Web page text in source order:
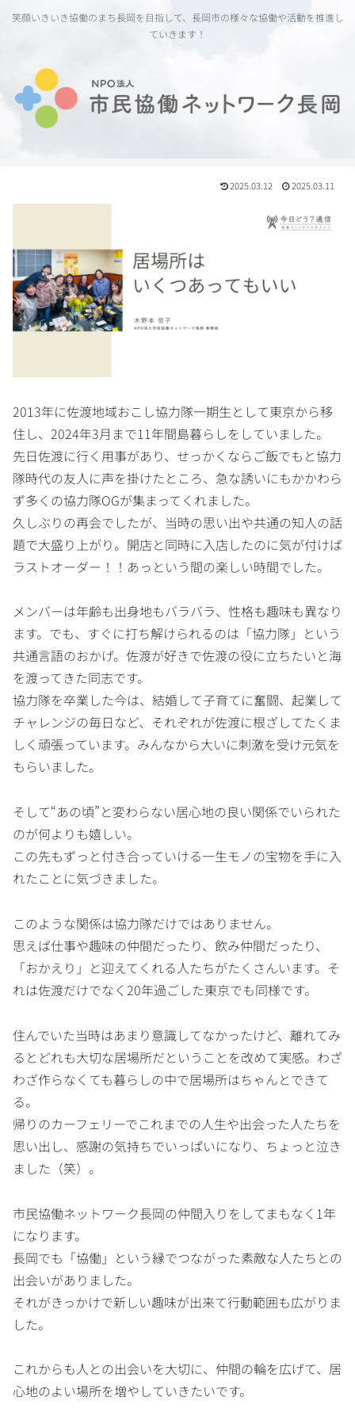
笑顔いきいき協働のまち長岡を目指して、長岡市の様々な協働や活動を推進し
ていきます！
2025.03.12 2025.03.11
2013年に佐渡地域おこし協力隊一期生として東京から移
住し、2024年3月まで11年間島暮らしをしていました。
先日佐渡に行く用事があり、せっかくならご飯でもと協力
隊時代の友人に声を掛けたところ、急な誘いにもかかわら
ず多くの協力隊OGが集まってくれました。
久しぶりの再会でしたが、当時の思い出や共通の知人の話
題で大盛り上がり。開店と同時に入店したのに気が付けば
ラストオーダー！！あっという間の楽しい時間でした。
メンバーは年齢も出身地もバラバラ、性格も趣味も異なり
ます。でも、すぐに打ち解けられるのは「協力隊」という
共通言語のおかげ。佐渡が好きで佐渡の役に立ちたいと海
を渡ってきた同志です。
協力隊を卒業した今は、結婚して子育てに奮闘、起業して
チャレンジの毎日など、それぞれが佐渡に根ざしてたくま
しく頑張っています。みんなから大いに刺激を受け元気を
もらいました。
そして“あの頃”と変わらない居心地の良い関係でいられた
のが何よりも嬉しい。
この先もずっと付き合っていける一生モノの宝物を手に入
れたことに気づきました。
このような関係は協力隊だけではありません。
思えば仕事や趣味の仲間だったり、飲み仲間だったり、
「おかえり」と迎えてくれる人たちがたくさんいます。そ
れは佐渡だけでなく20年過ごした東京でも同様です。
住んでいた当時はあまり意識してなかったけど、離れてみ
るとどれも大切な居場所だということを改めて実感。わざ
わざ作らなくても暮らしの中で居場所はちゃんとできて
る。
帰りのカーフェリーでこれまでの人生や出会った人たちを
思い出し、感謝の気持ちでいっぱいになり、ちょっと泣き
ました（笑）。
市民協働ネットワーク長岡の仲間入りをしてまもなく1年
になります。
長岡でも「協働」という縁でつながった素敵な人たちとの
出会いがありました。
それがきっかけで新しい趣味が出来て行動範囲も広がりま
した。
これからも人との出会いを大切に、仲間の輪を広げて、居
心地のよい場所を増やしていきたいです。